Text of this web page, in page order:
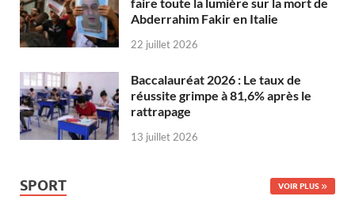
Abderrahim Fakir en Italie
22 juillet 2026
Baccalauréat 2026 : Le taux de
réussite grimpe à 81,6% après le
rattrapage
13 juillet 2026
SPORT VOIR PLUS